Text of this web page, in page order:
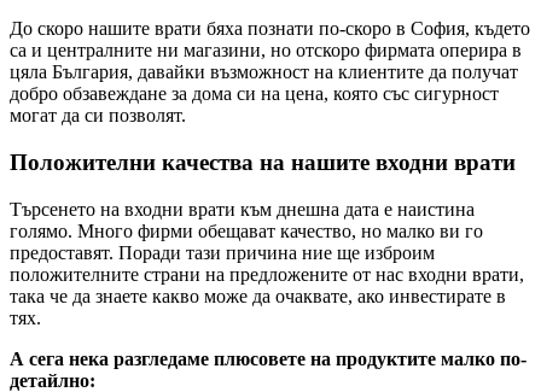
До скоро нашите врати бяха познати по-скоро в София, където
са и централните ни магазини, но отскоро фирмата оперира в
цяла България, давайки възможност на клиентите да получат
добро обзавеждане за дома си на цена, която със сигурност
могат да си позволят.
Положителни качества на нашите входни врати
Търсенето на входни врати към днешна дата е наистина
голямо. Много фирми обещават качество, но малко ви го
предоставят. Поради тази причина ние ще изброим
положителните страни на предложените от нас входни врати,
така че да знаете какво може да очаквате, ако инвестирате в
тях.
А сега нека разгледаме плюсовете на продуктите малко по-
детайлно: